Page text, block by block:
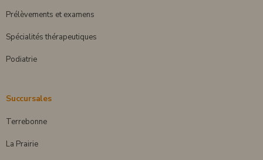
Prélèvements et examens
Spécialités thérapeutiques
Podiatrie
Succursales
Terrebonne
La Prairie